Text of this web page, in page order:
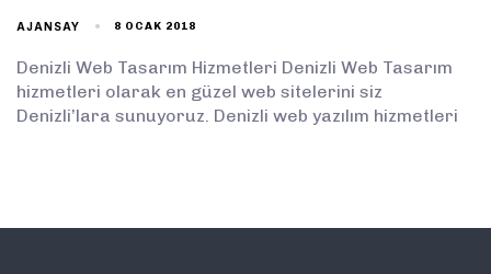
AJANSAY 8 OCAK 2018
Denizli Web Tasarım Hizmetleri Denizli Web Tasarım
hizmetleri olarak en güzel web sitelerini siz
Denizli’lara sunuyoruz. Denizli web yazılım hizmetleri